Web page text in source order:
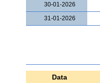
30-01-2026
31-01-2026
Data